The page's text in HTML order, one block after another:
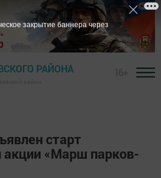
РАЙОНА
старт
«Марш парков-
закрытие баннера через